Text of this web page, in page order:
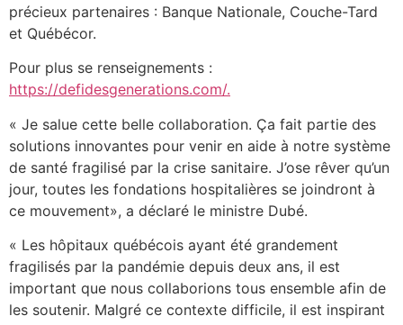
précieux partenaires : Banque Nationale, Couche-Tard
et Québécor.
Pour plus se renseignements :
https://defidesgenerations.com/.
« Je salue cette belle collaboration. Ça fait partie des
solutions innovantes pour venir en aide à notre système
de santé fragilisé par la crise sanitaire. J’ose rêver qu’un
jour, toutes les fondations hospitalières se joindront à
ce mouvement», a déclaré le ministre Dubé.
« Les hôpitaux québécois ayant été grandement
fragilisés par la pandémie depuis deux ans, il est
important que nous collaborions tous ensemble afin de
les soutenir. Malgré ce contexte difficile, il est inspirant